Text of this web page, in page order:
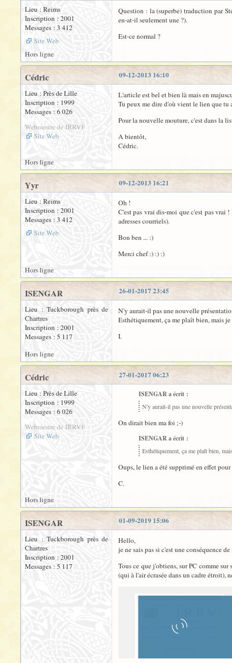
Lieu : Reims
Inscription : 2001
Messages : 3 412
Site Web
Question : la (superbe) traduction par
en-at-il seulement une ?).
Est-ce normal ?
Hors ligne
09-12-2013 16:10
Cédric
Lieu : Près de Lille
Inscription : 1999
Messages : 6 026
Webmestre de JRRVF
Site Web
L'article est bel et bien là mais en
Tu peux me dire d'où vient le lien que tu
Pour la nouvelle mouture, c'est dans la
A bientôt,
Cédric.
Hors ligne
09-12-2013 16:21
Yyr
Lieu : Reims
Inscription : 2001
Messages : 3 412
Site Web
Oh !
C'est pas vrai dis-moi que c'est pas vrai
adresses courriels).
Bon ben ... :)
Merci chef :) :) :)
Hors ligne
26-01-2017 23:45
ISENGAR
Lieu : Tuckborough près de
Chartres
Inscription : 2001
Messages : 5 117
N'y aurait-il pas une nouvelle
Esthétiquement, ça me plaît bien, mais
I.
Hors ligne
27-01-2017 06:23
Cédric
Lieu : Près de Lille
Inscription : 1999
Messages : 6 026
Webmestre de JRRVF
Site Web
ISENGAR a écrit :
N'y aurait-il pas une nouvelle
On dirait bien ma foi ;-)
ISENGAR a écrit :
Esthétiquement, ça me plaît bien,
Oups, le lien a été supprimé en effet
C.
Hors ligne
01-09-2019 15:06
ISENGAR
Lieu : Tuckborough près de
Chartres
Inscription : 2001
Messages : 5 117
Hello,
je ne sais pas si c'est une conséquence
Tous ce que j'obtiens, sur PC comme
(qui à l'air écrasée dans un cadre étroit),